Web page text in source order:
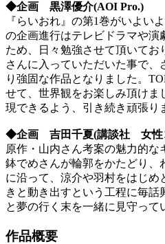
◆企画 黒澤優介(AOI Pro.)
『らいおれ』の第1巻がいよい
の企画進行はテレビドラマや演
ため、日々勉強させて頂いて
さんに入っていただいた事で、
り強固な作品となりました。
せて、世界観をお楽しみ頂けま
現できるよう、引き続き頑張り
◆企画 吉田千夏(講談社 女性
原作・山内さん考案の魅力的な
鉢でめさんが輪郭をかたどり、
に沿って、涼介や羽村をはじめ
きと動き出すという工程に毎
と夢の行く末を一緒に見守って
作品概要